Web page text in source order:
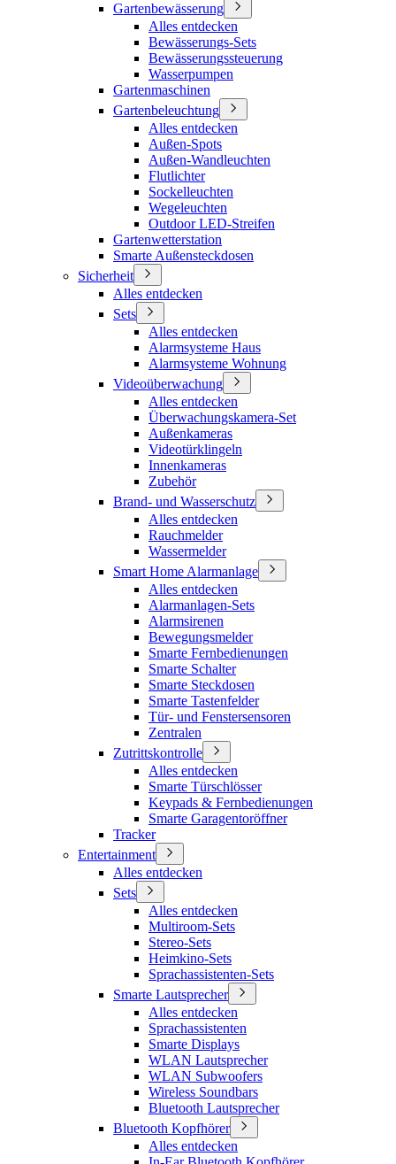
Gartenbewässerung
Alles entdecken
Bewässerungs-Sets
Bewässerungssteuerung
Wasserpumpen
Gartenmaschinen
Gartenbeleuchtung
Alles entdecken
Außen-Spots
Außen-Wandleuchten
Flutlichter
Sockelleuchten
Wegeleuchten
Outdoor LED-Streifen
Gartenwetterstation
Smarte Außensteckdosen
Sicherheit
Alles entdecken
Sets
Alles entdecken
Alarmsysteme Haus
Alarmsysteme Wohnung
Videoüberwachung
Alles entdecken
Überwachungskamera-Set
Außenkameras
Videotürklingeln
Innenkameras
Zubehör
Brand- und Wasserschutz
Alles entdecken
Rauchmelder
Wassermelder
Smart Home Alarmanlage
Alles entdecken
Alarmanlagen-Sets
Alarmsirenen
Bewegungsmelder
Smarte Fernbedienungen
Smarte Schalter
Smarte Steckdosen
Smarte Tastenfelder
Tür- und Fenstersensoren
Zentralen
Zutrittskontrolle
Alles entdecken
Smarte Türschlösser
Keypads & Fernbedienungen
Smarte Garagentoröffner
Tracker
Entertainment
Alles entdecken
Sets
Alles entdecken
Multiroom-Sets
Stereo-Sets
Heimkino-Sets
Sprachassistenten-Sets
Smarte Lautsprecher
Alles entdecken
Sprachassistenten
Smarte Displays
WLAN Lautsprecher
WLAN Subwoofers
Wireless Soundbars
Bluetooth Lautsprecher
Bluetooth Kopfhörer
Alles entdecken